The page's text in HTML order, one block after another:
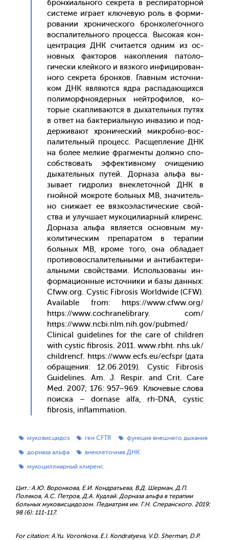
брон­хи­аль­но­го сек­ре­та в рес­пи­ратор­ной
сис­те­ме иг­ра­ет клю­чевую роль в фор­ми­
рова­нии хро­ничес­ко­го брон­хо­легоч­но­го
вос­па­литель­но­го про­цес­са. Вы­сокая кон­
цен­тра­ция ДНК счи­та­ет­ся од­ним из ос­
новных фак­то­ров на­коп­ле­ния па­толо­
гичес­ки клей­ко­го и вяз­ко­го ин­фи­циро­ван­
но­го сек­ре­та брон­хов. Глав­ным ис­точни­
ком ДНК яв­ля­ют­ся яд­ра рас­па­да­ющих­ся
по­лимор­фно­ядер­ных ней­тро­филов, ко­
торые скап­ли­ва­ют­ся в ды­хатель­ных пу­тях
в от­вет на бак­те­ри­аль­ную ин­ва­зию и под­
держи­ва­ют хро­ничес­кий мик­робно-вос­
па­литель­ный про­цесс. Рас­щепле­ние ДНК
на бо­лее мел­кие фраг­менты дол­жно спо­
собс­тво­вать эф­фектив­но­му очи­щению
ды­хатель­ных пу­тей. Дор­на­за аль­фа вы­
зыва­ет гид­ро­лиз внек­ле­точ­ной ДНК в
гной­ной мок­ро­те боль­ных МВ, зна­читель­
но сни­жа­ет ее вяз­ко­элас­ти­чес­кие свой­
ства и улуч­ша­ет му­коци­ли­ар­ный кли­ренс.
Дор­на­за аль­фа яв­ля­ет­ся ос­новным му­
коли­тичес­ким пре­пара­том в те­рапии
боль­ных МВ, кро­ме то­го, она об­ла­да­ет
про­тиво­вос­па­литель­ны­ми и ан­ти­бак­те­ри­
аль­ны­ми свой­ства­ми. Ис­поль­зо­ваны ин­
форма­ци­он­ные ис­точни­ки и ба­зы дан­ных:
Cfww.org. Cystic Fibrosis Worldwide (CFW).
Available from: https://www.cfww.org/
https://www.cochranelibrary. com/
https://www.ncbi.nlm.nih.gov/pubmed/
Clinical guidelines for the care of children
with cystic fibrosis. 2011. www.rbht. nhs.uk/
childrencf. https://www.ecfs.eu/ecfspr (да­та
об­ра­щения: 12.06.2019). Cystic Fibrosis
Guidelines. Am. J. Respir. and Crit. Care
Med. 2007; 176: 957–969. Клю­чевые сло­ва
по­ис­ка – dornase alfa, rh-DNA, cystic
fibrosis, inflammation.
муковисцидоз ген CFTR
функция внешнего дыхания
дорназа альфа
внеклеточная ДНК
мукоциллиарный клиренс
Цит.: А.Ю. Воронкова, Е.И. Кондратьева, В.Д. Шерман, Д.П.
Поляков, А.С. Петров, Д.А. Кудлай. Дорназа альфа в терапии
больных муковисцидозом. Педиатрия им. Г.Н. Сперанского. 2019;
98 (6): 111-117.
For citation: A.Yu. Voronkova, E.I. Kondratyeva, V.D. Sherman, D.P.